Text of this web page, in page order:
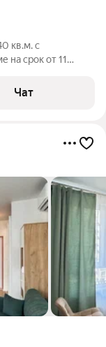
кв.м. с
на срок от 11
во двор. Во дворе
Чат